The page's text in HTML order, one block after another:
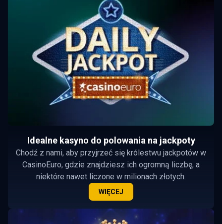
Idealne kasyno do polowania na jackpoty
Chodź z nami, aby przyjrzeć się królestwu jackpotów w
CasinoEuro, gdzie znajdziesz ich ogromną liczbę, a
niektóre nawet liczone w milionach złotych.
WIĘCEJ